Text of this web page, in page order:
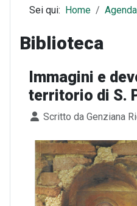
Sei qui: Home
Biblioteca
Immagini e
territorio di S.
Dettagli
Scritto da Genziana